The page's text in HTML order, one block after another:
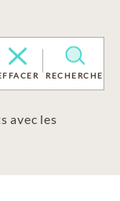
RECHERCHE
avec les